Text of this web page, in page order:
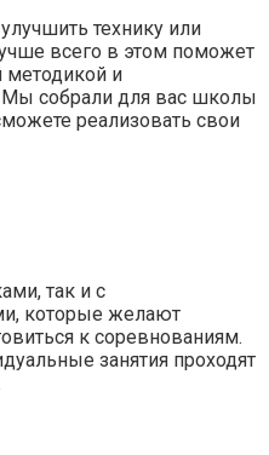
технику или
всего в этом поможет
методикой и
собрали для вас школы
реализовать свои
так и с
которые желают
к соревнованиям.
занятия проходят